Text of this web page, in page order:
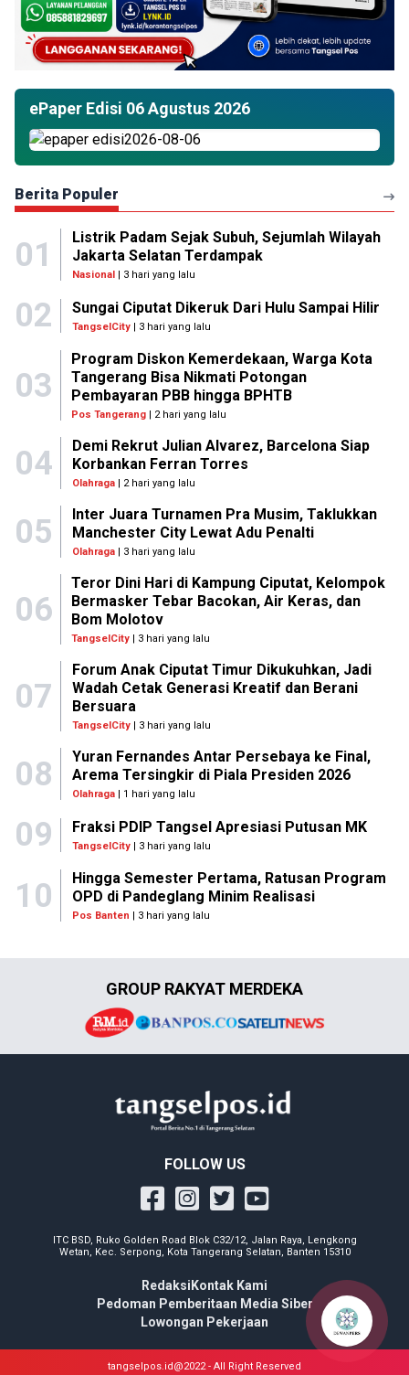
ePaper Edisi 06 Agustus 2026
Berita Populer
01
Listrik Padam Sejak Subuh, Sejumlah Wilayah
Jakarta Selatan Terdampak
Nasional| 3 hari yang lalu
02 Sungai Ciputat Dikeruk Dari Hulu Sampai Hilir
TangselCity | 3 hari yang lalu
03
Program Diskon Kemerdekaan, Warga Kota
Tangerang Bisa Nikmati Potongan
Pembayaran PBB hingga BPHTB
Pos Tangerang | 2 hari yang lalu
04
Demi Rekrut Julian Alvarez, Barcelona Siap
Korbankan Ferran Torres
Olahraga| 2 hari yang lalu
05
Inter Juara Turnamen Pra Musim, Taklukkan
Manchester City Lewat Adu Penalti
Olahraga| 3 hari yang lalu
06
Teror Dini Hari di Kampung Ciputat, Kelompok
Bermasker Tebar Bacokan, Air Keras, dan
Bom Molotov
TangselCity | 3 hari yang lalu
07
Forum Anak Ciputat Timur Dikukuhkan, Jadi
Wadah Cetak Generasi Kreatif dan Berani
Bersuara
TangselCity| 3 hari yang lalu
08
Yuran Fernandes Antar Persebaya ke Final,
Arema Tersingkir di Piala Presiden 2026
Olahraga| 1 hari yang lalu
09 Fraksi PDIP Tangsel Apresiasi Putusan MK
TangselCity | 3 hari yang lalu
10
Hingga Semester Pertama, Ratusan Program
OPD di Pandeglang Minim Realisasi
Pos Banten | 3 hari yang lalu
GROUP RAKYAT MERDEKA
FOLLOW US
ITC BSD, Ruko Golden Road Blok C32/12, Jalan Raya, Lengkong
Wetan, Kec. Serpong, Kota Tangerang Selatan, Banten 15310
Redaksi Kontak Kami
Pedoman Pemberitaan Media Siber
Lowongan Pekerjaan
tangselpos.id@2022 - All Right Reserved